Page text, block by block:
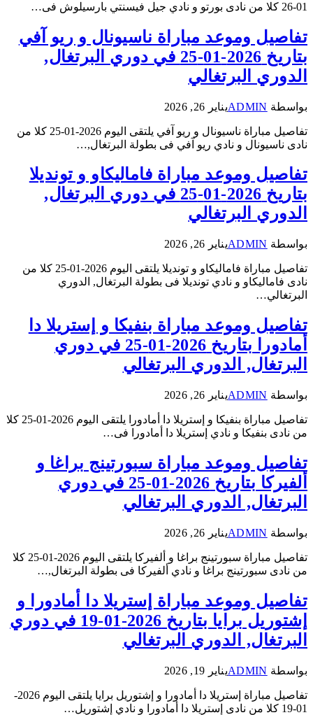
01-26 كلا من نادى بورتو و نادي جيل فيسنتي بارسيلوش فى…
تفاصيل وموعد مباراة ناسيونال و ريو آفي
بتاريخ 2026-01-25 في دوري البرتغال,
الدوري البرتغالي
بواسطة ADMINيناير 26, 2026
تفاصيل مباراة ناسيونال و ريو آفي يلتقى اليوم 2026-01-25 كلا من
نادى ناسيونال و نادي ريو آفي فى بطولة البرتغال,…
تفاصيل وموعد مباراة فاماليكاو و تونديلا
بتاريخ 2026-01-25 في دوري البرتغال,
الدوري البرتغالي
بواسطة ADMINيناير 26, 2026
تفاصيل مباراة فاماليكاو و تونديلا يلتقى اليوم 2026-01-25 كلا من
نادى فاماليكاو و نادي تونديلا فى بطولة البرتغال, الدوري
البرتغالي…
تفاصيل وموعد مباراة بنفيكا و إستريلا دا
أمادورا بتاريخ 2026-01-25 في دوري
البرتغال, الدوري البرتغالي
بواسطة ADMINيناير 26, 2026
تفاصيل مباراة بنفيكا و إستريلا دا أمادورا يلتقى اليوم 2026-01-25 كلا
من نادى بنفيكا و نادي إستريلا دا أمادورا فى…
تفاصيل وموعد مباراة سبورتينج براغا و
ألفيركا بتاريخ 2026-01-25 في دوري
البرتغال, الدوري البرتغالي
بواسطة ADMINيناير 26, 2026
تفاصيل مباراة سبورتينج براغا و ألفيركا يلتقى اليوم 2026-01-25 كلا
من نادى سبورتينج براغا و نادي ألفيركا فى بطولة البرتغال,…
تفاصيل وموعد مباراة إستريلا دا أمادورا و
إشتوريل برايا بتاريخ 2026-01-19 في دوري
البرتغال, الدوري البرتغالي
بواسطة ADMINيناير 19, 2026
تفاصيل مباراة إستريلا دا أمادورا و إشتوريل برايا يلتقى اليوم 2026-
01-19 كلا من نادى إستريلا دا أمادورا و نادي إشتوريل…